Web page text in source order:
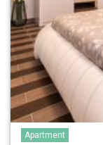
Apartment